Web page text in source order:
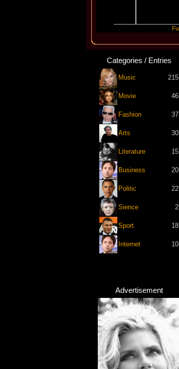
Categories / Entries
Music 215
Movie 46
Fashion 37
Arts 30
Literature 15
Business 20
Politic 22
Sience 2
Sport 18
Internet 10
Advertisement